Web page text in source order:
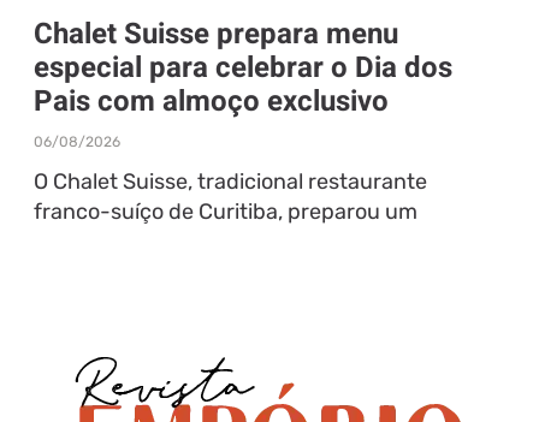
Chalet Suisse prepara menu
especial para celebrar o Dia dos
Pais com almoço exclusivo
06/08/2026
O Chalet Suisse, tradicional restaurante
franco-suíço de Curitiba, preparou um